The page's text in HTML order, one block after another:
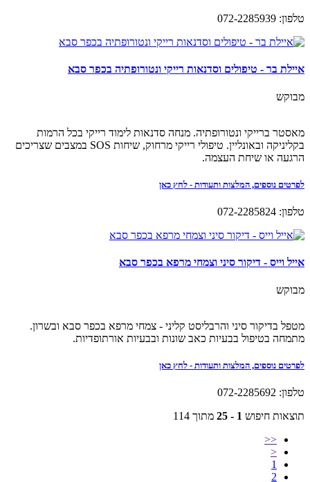
טלפון: 072-2285939
איילת בר - טיפולים וסדנאות רייקי ונטורופתיה בכפר סבא
מבוקש
מאסטר ברייקי ונטורופתיה. מנחה סדנאות לימוד רייקי בכל הרמות
בקליניקה ובאונליין. טיפולי רייקי מרחוק, שיחות SOS במצבים שצריכים
הרגעה או שיחת העצמה.
לפרטים נוספים, המלצות ותעודות - לחץ כאן
טלפון: 072-2285824
אייל וייס - דיקור סיני וצמחי מרפא בכפר סבא
מבוקש
מטפל בדיקור סיני והרבליסט קליני - צמחי מרפא בכפר סבא ובשרון.
מתמחה בטיפול בבעיות כאב שונות ובבעיות אורתופדיות.
לפרטים נוספים, המלצות ותעודות - לחץ כאן
טלפון: 072-2285692
תוצאות חיפוש 1 - 25
מתוך 114
<<
<
1
2